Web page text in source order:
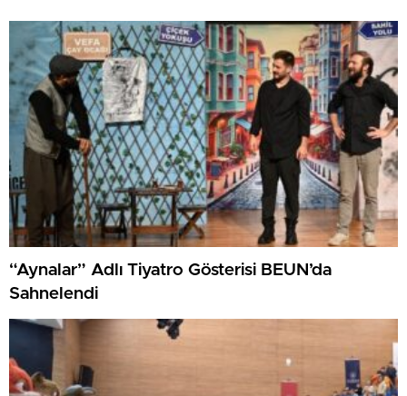
“Aynalar” Adlı Tiyatro Gösterisi BEUN’da
Sahnelendi